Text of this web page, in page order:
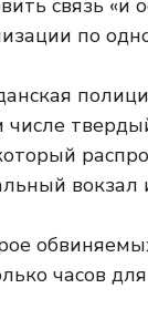
связь «и
по
числе
вокзал
часов